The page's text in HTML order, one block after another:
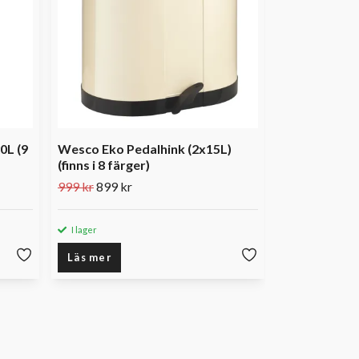
(9
Wesco Eko Pedalhink (2x15L)
(finns i 8 färger)
999 kr899 kr
I lager
Läs mer